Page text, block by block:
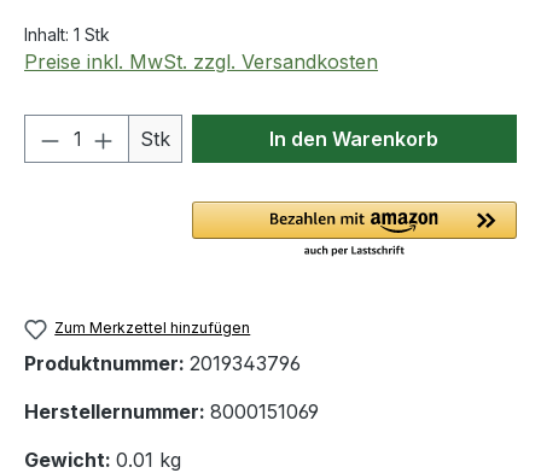
Inhalt: 1 Stk
Preise inkl. MwSt. zzgl. Versandkosten
Produkt Anzahl: Gib den
Stk In den Warenkorb
Zum Merkzettel hinzufügen
Produktnummer: 2019343796
Herstellernummer: 8000151069
Gewicht: 0.01 kg